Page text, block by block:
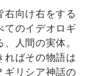
向け右をする
てのイデオロギ
人間の実体。
ればその物語は
ギリシア神話の